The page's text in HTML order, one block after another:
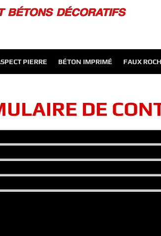
PIERRE BÉTON IMPRIMÉ FAUX
texte et me modifier. C'est facile.
DE